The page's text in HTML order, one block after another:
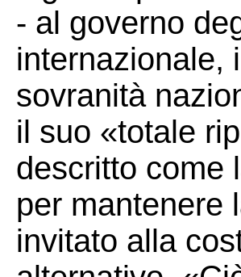
- al governo
internazionale,
sovranità
il suo «totale
descritto come
per mantenere
invitato alla